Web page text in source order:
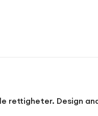
rettigheter. Design